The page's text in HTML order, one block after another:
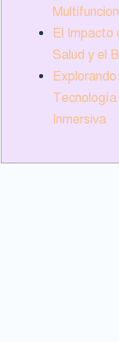
El Impacto
Salud y el
Tecnología
Inmersiva